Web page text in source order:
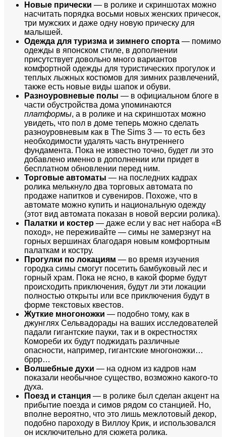
Новые прически — в ролике и скриншотах можно
насчитать порядка восьми новых женских причесок,
три мужских и даже одну новую прическу для
малышей.
Одежда для туризма и зимнего спорта — помимо
одежды в японском стиле, в дополнении
присутствует довольно много вариантов
комфортной одежды для туристических прогулок и
теплых лыжных костюмов для зимних развлечений,
также есть новые виды шапок и обуви.
Разноуровневые полы — в официальном блоге в
части обустройства дома упоминаются
платформы, а в ролике и на скриншотах можно
увидеть, что пол в доме теперь можно сделать
разноуровневым как в The Sims 3 — то есть без
необходимости удалять часть внутреннего
фундамента. Пока не известно точно, будет ли это
добавлено именно в дополнении или придет в
бесплатном обновлении перед ним.
Торговые автоматы — на последних кадрах
ролика мелькнуло два торговых автомата по
продаже напитков и сувениров. Похоже, что в
автомате можно купить и национальную одежду
(этот вид автомата показан в новой версии ролика).
Палатки и костер — даже если у вас нет набора «В
поход», не переживайте — симы не замерзнут на
горных вершинах благодаря новым комфортным
палаткам и костру.
Прогулки по локациям — во время изучения
городка симы смогут посетить бамбуковый лес и
горный храм. Пока не ясно, в какой форме будут
происходить приключения, будут ли эти локации
полностью открыты или все приключения будут в
форме текстовых квестов.
Жуткие многоножки — подобно тому, как в
джунглях Сельвадорады на ваших исследователей
падали гигантские пауки, так и в окрестностях
Комореби их будут поджидать различные
опасности, например, гигантские многоножки…
бррр…
Волшебные духи — на одном из кадров нам
показали необычное существо, возможно какого-то
духа.
Поезд и станция — в ролике был сделан акцент на
прибытие поезда и симов рядом со станцией. Но,
вполне вероятно, что это лишь межлотовый декор,
подобно пароходу в Виллоу Крик, и использовался
он исключительно для сюжета ролика.